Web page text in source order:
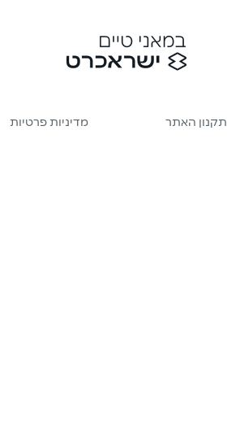
תקנון האתר מדיניות פרטיות